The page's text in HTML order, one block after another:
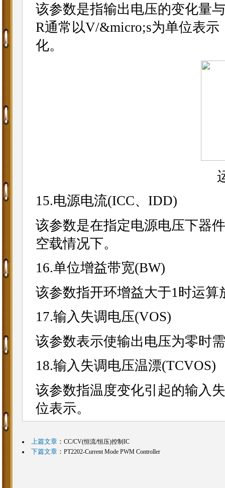
该参数是指输出电压的变化量
R通常以V/&micro;s为单位表
化。
15.电源电流(ICC、IDD)
该参数是在指定电源电压下器
空载情况下。
16.单位增益带宽(BW)
该参数指开环增益大于1时运
17.输入失调电压(VOS)
该参数表示使输出电压为零时
18.输入失调电压温漂(TCVOS)
该参数指温度变化引起的输入
位表示。
上篇文章： CC/CV(恒流/恒压)控制IC
下篇文章： PT2202-Current Mode PWM Controller